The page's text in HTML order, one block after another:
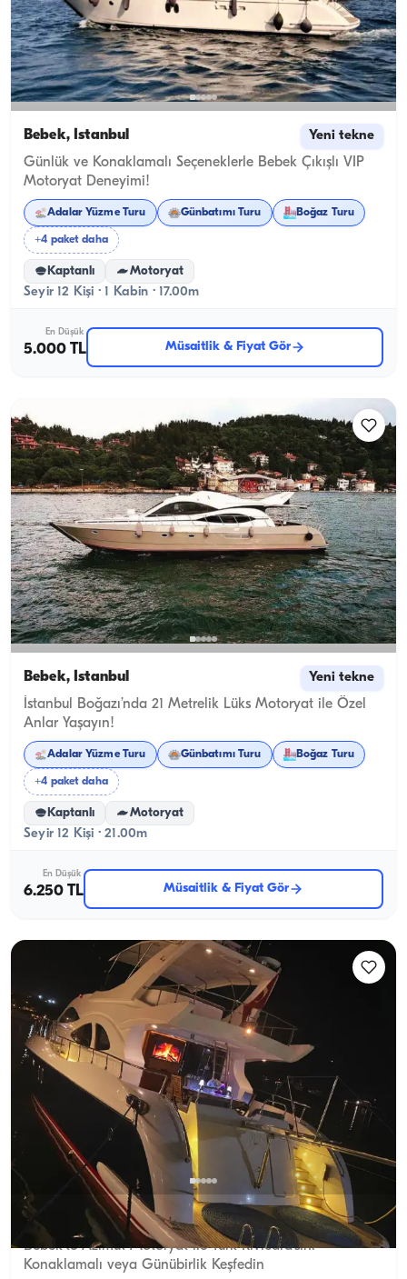
Bebek, İstanbul Yeni tekne
Günlük ve Konaklamalı Seçeneklerle Bebek Çıkışlı VIP
Motoryat Deneyimi!
Adalar Yüzme Turu Günbatımı Turu Boğaz Turu
+4 paket daha
Kaptanlı Motoryat
Seyir 12 Kişi · 1 Kabin · 17.00m
En Düşük
5.000 TL Müsaitlik & Fiyat Gör
Bebek, İstanbul Yeni tekne
İstanbul Boğazı’nda 21 Metrelik Lüks Motoryat ile Özel
Anlar Yaşayın!
Adalar Yüzme Turu Günbatımı Turu Boğaz Turu
+4 paket daha
Kaptanlı Motoryat
Seyir 12 Kişi · 21.00m
En Düşük
6.250 TL Müsaitlik & Fiyat Gör
Bebek, İstanbul Yeni tekne
Bebek'te Azimut Motoryat ile Türk Rivieara'sını
Konaklamalı veya Günübirlik Keşfedin